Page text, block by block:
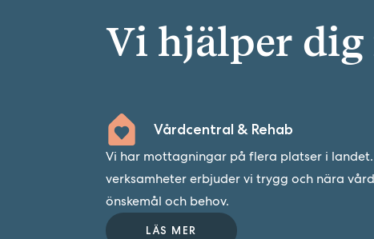
Vi hjälper dig
Vårdcentral & Rehab
Vi har mottagningar på flera platser i
verksamheter erbjuder vi trygg och nära
önskemål och behov.
LÄS MER